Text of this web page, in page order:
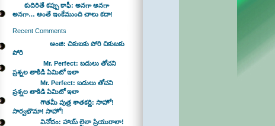
కుదిరితే కప్పు కాఫీ: అనగా అనగా
అనగా… అంతే ఇంకేముంది చాలు కదా!
Recent Comments
అంజి: చికుబకు పోరి చికుబకు
పోరి
Mr. Perfect: బదులు తోచని
ప్రశ్నల తాకిడి ఏమిటో ఇలా
Mr. Perfect: బదులు తోచని
ప్రశ్నల తాకిడి ఏమిటో ఇలా
గౌతమీ పుత్ర శాతకర్ణి: సాహో!
సార్వభౌమా! సాహో!
వినోదం: హాయ్ లైలా ప్రియురాలా!